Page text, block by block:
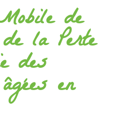
de
la Perte
des
en